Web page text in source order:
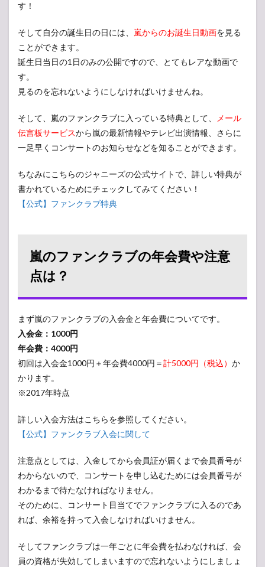
す！
そして自分の誕生日の日には、 嵐からのお誕生日動画を見る
ことができます。
誕生日当日の1日のみの公開ですので、とてもレアな動画で
す。
見るのを忘れないようにしなければいけませんね。
そして、嵐のファンクラブに入っている特典として、
メール
伝言板サービスから嵐の最新情報やテレビ出演情報、さらに
一足早くコンサートのお知らせなどを知ることができます。
ちなみにこちらのジャニーズの公式サイトで、詳しい特典が
書かれているためにチェックしてみてください！
【公式】ファンクラブ特典
嵐のファンクラブの年会費や注意
点は？
まず嵐のファンクラブの入会金と年会費についてです。
入会金：1000円
年会費：4000円
初回は入会金1000円＋年会費4000円＝計5000円（税込） か
かります。
※2017年時点
詳しい入会方法はこちらを参照してください。
【公式】ファンクラブ入会に関して
注意点としては、入金してから会員証が届くまで会員番号が
わからないので、コンサートを申し込むためには会員番号が
わかるまで待たなければなりません。
そのために、コンサート目当てでファンクラブに入るのであ
れば、余裕を持って入会しなければいけません。
そしてファンクラブは一年ごとに年会費を払わなければ、会
員の資格が失効してしまいますので忘れないようにしましょ